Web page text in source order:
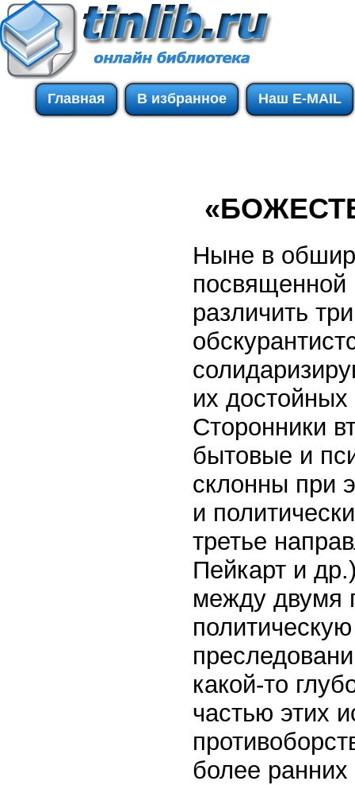
Главная В избранное Наш E-MAIL
Ныне в
посвященной
различить
их достойных
Сторонники
бытовые и
склонны при
и
третье
Пейкарт и
между двумя
какой-то
частью этих
более ранних